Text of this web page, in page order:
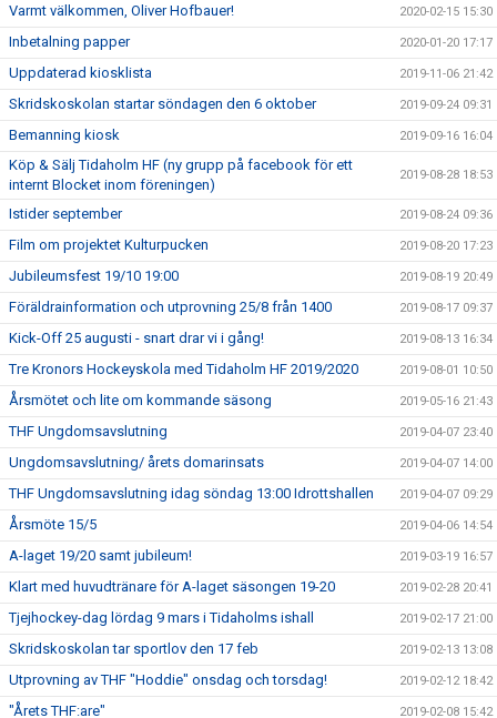
Varmt välkommen, Oliver Hofbauer! 2020-02-15 15:30
Inbetalning papper 2020-01-20 17:17
Uppdaterad kiosklista 2019-11-06 21:42
Skridskoskolan startar söndagen den 6 oktober 2019-09-24 09:31
Bemanning kiosk 2019-09-16 16:04
Köp & Sälj Tidaholm HF (ny grupp på facebook för ett
internt Blocket inom föreningen)
2019-08-28 18:53
Istider september 2019-08-24 09:36
Film om projektet Kulturpucken 2019-08-20 17:23
Jubileumsfest 19/10 19:00 2019-08-19 20:49
Föräldrainformation och utprovning 25/8 från 1400 2019-08-17 09:37
Kick-Off 25 augusti - snart drar vi i gång! 2019-08-13 16:34
Tre Kronors Hockeyskola med Tidaholm HF 2019/2020 2019-08-01 10:50
Årsmötet och lite om kommande säsong 2019-05-16 21:43
THF Ungdomsavslutning 2019-04-07 23:40
Ungdomsavslutning/ årets domarinsats 2019-04-07 14:00
THF Ungdomsavslutning idag söndag 13:00 Idrottshallen 2019-04-07 09:29
Årsmöte 15/5 2019-04-06 14:54
A-laget 19/20 samt jubileum! 2019-03-19 16:57
Klart med huvudtränare för A-laget säsongen 19-20 2019-02-28 20:41
Tjejhockey-dag lördag 9 mars i Tidaholms ishall 2019-02-17 21:00
Skridskoskolan tar sportlov den 17 feb 2019-02-13 13:08
Utprovning av THF "Hoddie" onsdag och torsdag! 2019-02-12 18:42
"Årets THF:are" 2019-02-08 15:42